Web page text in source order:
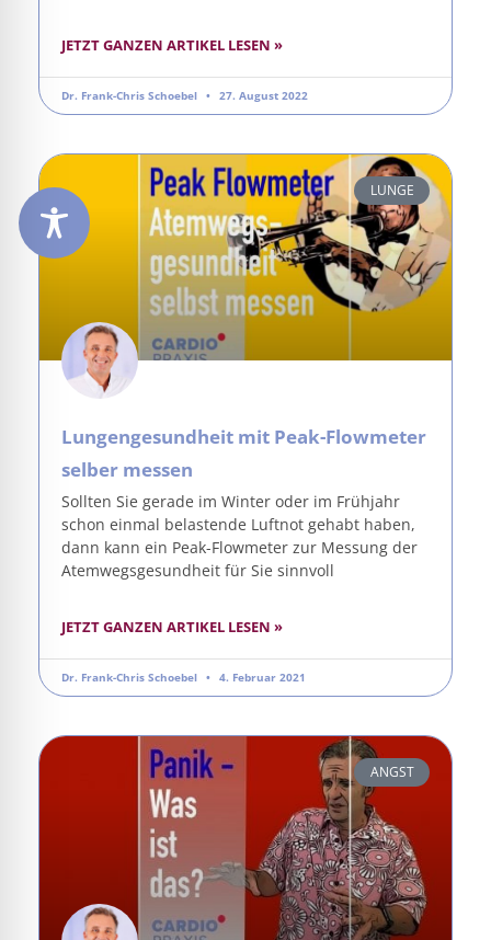
JETZT GANZEN ARTIKEL LESEN »
Dr. Frank-Chris Schoebel 27. August 2022
LUNGE
Lungengesundheit mit Peak-Flowmeter
selber messen
Sollten Sie gerade im Winter oder im Frühjahr
schon einmal belastende Luftnot gehabt haben,
dann kann ein Peak-Flowmeter zur Messung der
Atemwegsgesundheit für Sie sinnvoll
JETZT GANZEN ARTIKEL LESEN »
Dr. Frank-Chris Schoebel 4. Februar 2021
ANGST